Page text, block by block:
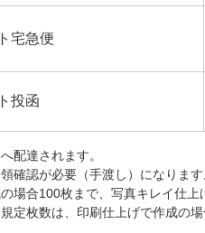
宅急便
投函
配達されます。
確認が必要（手渡し）になります
場合100枚まで、写真キレイ仕上
定枚数は、印刷仕上げで作成の